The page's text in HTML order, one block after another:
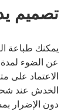
تصميم
يمكنك طباعة
عن الضوء لمدة 200 عام وعرضها وبيعها
الاعتماد على
الخدش عند
دون الإضرار